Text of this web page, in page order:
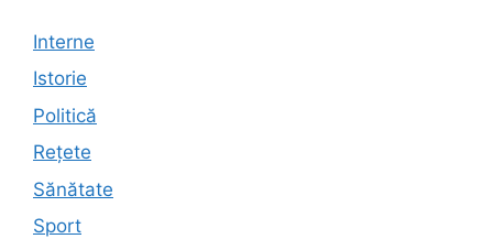
Interne
Istorie
Politică
Rețete
Sănătate
Sport